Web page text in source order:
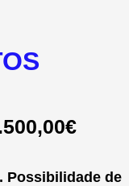
Possibilidade de